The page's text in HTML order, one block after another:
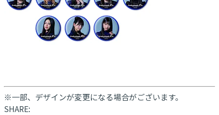
※一部、デザインが変更になる場合がございます。
SHARE: